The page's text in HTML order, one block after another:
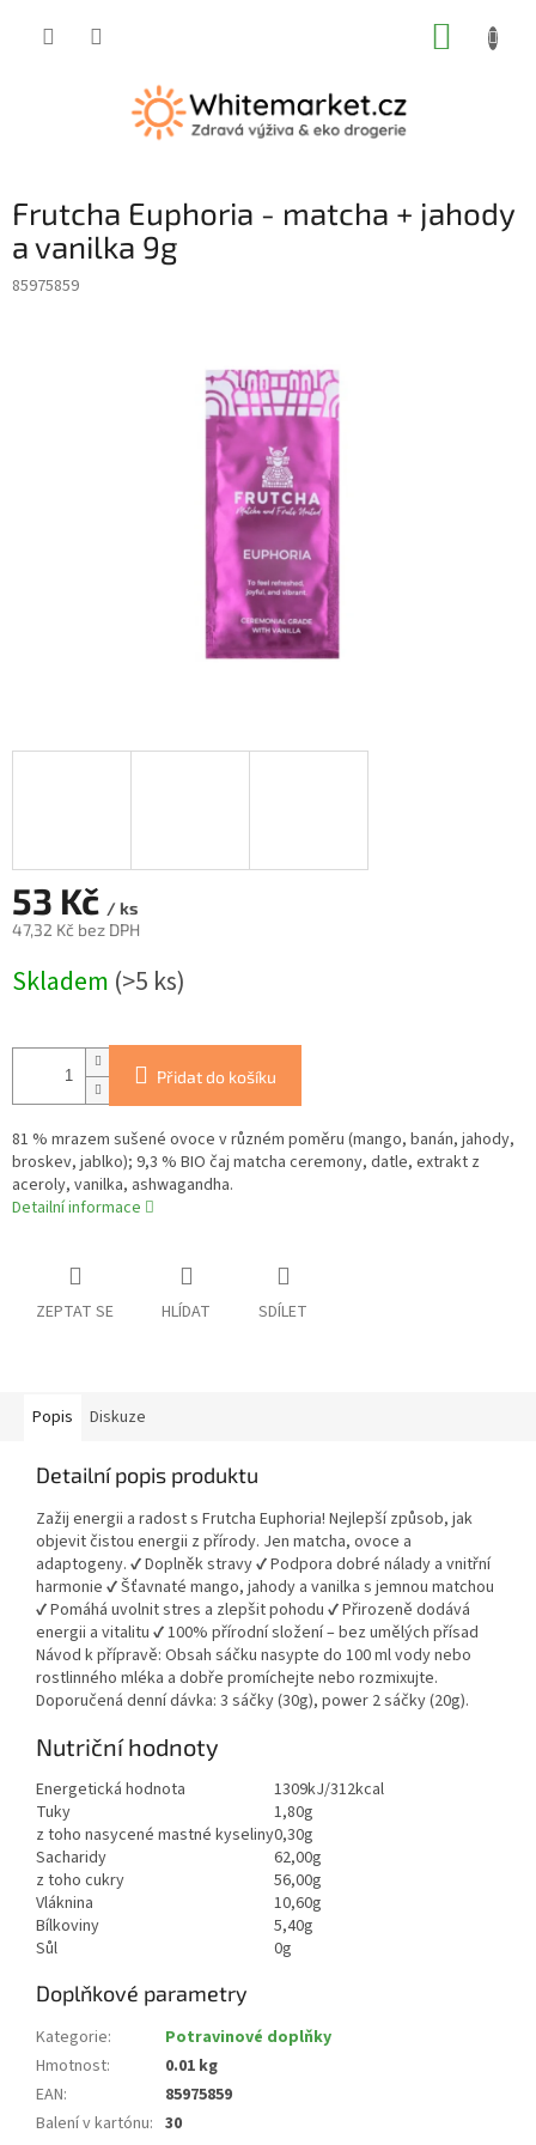
Frutcha Euphoria - matcha + jahody
a vanilka 9g
85975859
53 Kč / ks
47,32 Kč bez DPH
cena:
Skladem (>5 ks)
Přidat do košíku
81 % mrazem sušené ovoce v různém poměru (mango, banán, jahody,
broskev, jablko); 9,3 % BIO čaj matcha ceremony, datle, extrakt z
aceroly, vanilka, ashwagandha.
Detailní informace
ZEPTAT SE HLÍDAT SDÍLET
Popis Diskuze
Detailní popis produktu
Zažij energii a radost s Frutcha Euphoria! Nejlepší způsob, jak
objevit čistou energii z přírody. Jen matcha, ovoce a
adaptogeny. ✔ Doplněk stravy ✔ Podpora dobré nálady a vnitřní
harmonie ✔ Šťavnaté mango, jahody a vanilka s jemnou matchou
✔ Pomáhá uvolnit stres a zlepšit pohodu ✔ Přirozeně dodává
energii a vitalitu ✔ 100% přírodní složení – bez umělých přísad
Návod k přípravě: Obsah sáčku nasypte do 100 ml vody nebo
rostlinného mléka a dobře promíchejte nebo rozmixujte.
Doporučená denní dávka: 3 sáčky (30g), power 2 sáčky (20g).
Nutriční hodnoty
Energetická hodnota
1309kJ/312kcal
Tuky
1,80g
z toho nasycené mastné kyseliny0,30g
Sacharidy
62,00g
z toho cukry
56,00g
Vláknina
10,60g
Bílkoviny
5,40g
Sůl
0g
Doplňkové parametry
Kategorie:
Potravinové doplňky
Hmotnost:
0.01 kg
EAN:
85975859
Balení v kartónu: 30